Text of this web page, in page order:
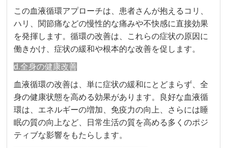
この血液循環アプローチは、患者さんが抱えるコリ、
ハリ、関節痛などの慢性的な痛みや不快感に直接効果
を発揮します。循環の改善は、これらの症状の原因に
働きかけ、症状の緩和や根本的な改善を促します。
d.全身の健康改善
血液循環の改善は、単に症状の緩和にとどまらず、全
身の健康状態を高める効果があります。良好な血液循
環は、エネルギーの増加、免疫力の向上、さらには睡
眠の質の向上など、日常生活の質を高める多くのポジ
ティブな影響をもたらします。